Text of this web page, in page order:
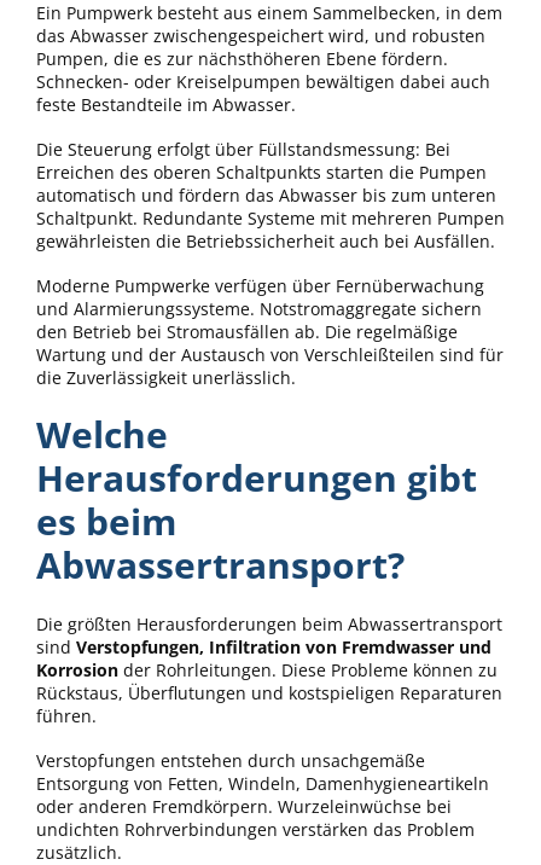
Ein Pumpwerk besteht aus einem Sammelbecken, in dem
das Abwasser zwischengespeichert wird, und robusten
Pumpen, die es zur nächsthöheren Ebene fördern.
Schnecken- oder Kreiselpumpen bewältigen dabei auch
feste Bestandteile im Abwasser.
Die Steuerung erfolgt über Füllstandsmessung: Bei
Erreichen des oberen Schaltpunkts starten die Pumpen
automatisch und fördern das Abwasser bis zum unteren
Schaltpunkt. Redundante Systeme mit mehreren Pumpen
gewährleisten die Betriebssicherheit auch bei Ausfällen.
Moderne Pumpwerke verfügen über Fernüberwachung
und Alarmierungssysteme. Notstromaggregate sichern
den Betrieb bei Stromausfällen ab. Die regelmäßige
Wartung und der Austausch von Verschleißteilen sind für
die Zuverlässigkeit unerlässlich.
Welche
Herausforderungen gibt
es beim
Abwassertransport?
Die größten Herausforderungen beim Abwassertransport
sind Verstopfungen, Infiltration von Fremdwasser und
Korrosion der Rohrleitungen. Diese Probleme können zu
Rückstaus, Überflutungen und kostspieligen Reparaturen
führen.
Verstopfungen entstehen durch unsachgemäße
Entsorgung von Fetten, Windeln, Damenhygieneartikeln
oder anderen Fremdkörpern. Wurzeleinwüchse bei
undichten Rohrverbindungen verstärken das Problem
zusätzlich.